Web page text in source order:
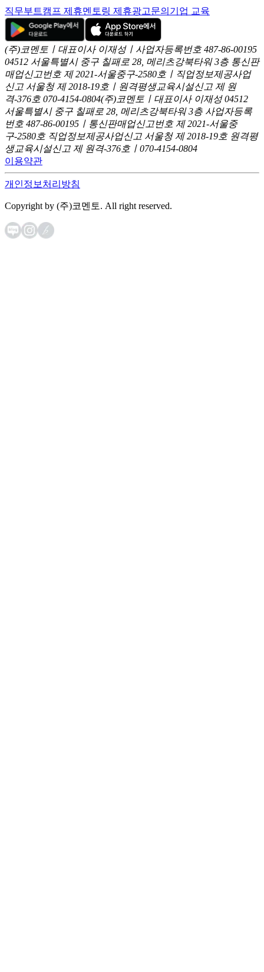
직무부트캠프 제휴멘토링 제휴광고문의 기업 교육
(주)코멘토ㅣ대표이사 이재성ㅣ사업자등록번호 487-86-00195
04512 서울특별시 중구 칠패로 28, 메리츠강북타워 3층 통신판
매업신고번호 제 2021-서울중구-2580호ㅣ직업정보제공사업
신고 서울청 제 2018-19호ㅣ원격평생교육시설신고 제 원
격-376호 070-4154-0804(주)코멘토ㅣ대표이사 이재성 04512
서울특별시 중구 칠패로 28, 메리츠강북타워 3층 사업자등록
번호 487-86-00195ㅣ통신판매업신고번호 제 2021-서울중
구-2580호 직업정보제공사업신고 서울청 제 2018-19호 원격평
생교육시설신고 제 원격-376호ㅣ070-4154-0804
이용약관
개인정보처리방침
Copyright by (주)코멘토. All right reserved.